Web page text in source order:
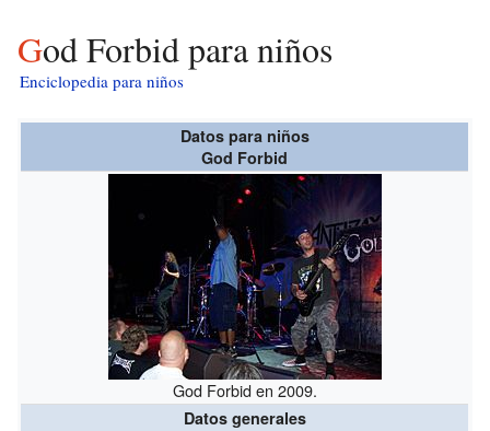
God Forbid para niños
Enciclopedia para niños
Datos para niños
God Forbid
God Forbid en 2009.
Datos generales